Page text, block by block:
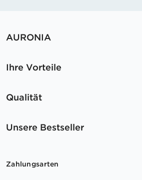
AURONIA
Ihre Vorteile
Qualität
Unsere Bestseller
Zahlungsarten